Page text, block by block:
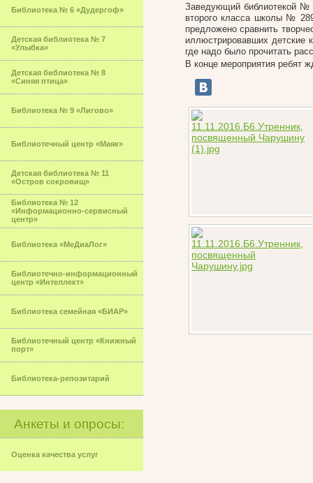
Библиотека № 6 «Дудергоф»
Детская библиотека № 7
«Улыбка»
Детская библиотека № 8
«Синяя птица»
Библиотека № 9 «Лигово»
Библиотечный центр «Маяк»
Детская библиотека № 11
«Остров сокровищ»
Библиотека № 12
«Информационно-сервисный
центр»
Библиотека «МеДиаЛог»
Библиотечно-информационный
центр «Интеллект»
Библиотека семейная «БИАР»
Библиотечный центр «Книжный
порт»
Библиотека-репозитарий
Анкеты и опросы:
Оценка качества услуг
Заведующий библиотекой №
второго класса школы №
предложено сравнить
иллюстрировавших детские
где надо было прочитать
В конце мероприятия ребят